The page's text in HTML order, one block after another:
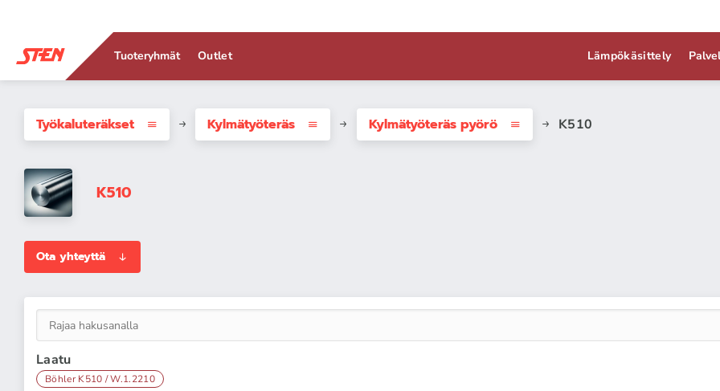
Tuoteryhmät Outlet Lämpökäsittely
Työkaluteräkset Kylmätyöteräs Kylmätyöteräs pyörö K510
K510
Ota yhteyttä
Laatu
Böhler K510 / W.1.2210